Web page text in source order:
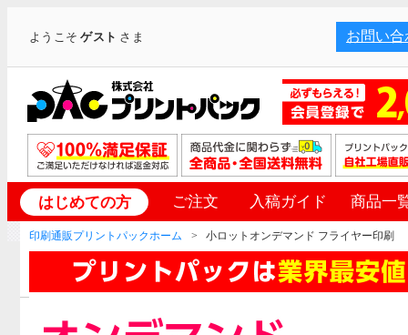
ようこそゲスト さま お問い合
はじめての方 ご注文 入稿ガイド 商品一
印刷通販プリントパックホーム 小ロットオンデマンド フライヤー印刷